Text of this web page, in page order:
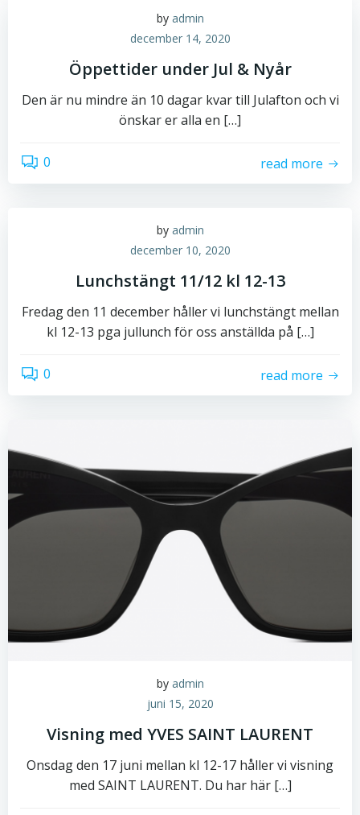
by admin
december 14, 2020
Öppettider under Jul & Nyår
Den är nu mindre än 10 dagar kvar till Julafton och vi
önskar er alla en […]
0 read more
by admin
december 10, 2020
Lunchstängt 11/12 kl 12-13
Fredag den 11 december håller vi lunchstängt mellan
kl 12-13 pga jullunch för oss anställda på […]
0 read more
by admin
juni 15, 2020
Visning med YVES SAINT LAURENT
Onsdag den 17 juni mellan kl 12-17 håller vi visning
med SAINT LAURENT. Du har här […]